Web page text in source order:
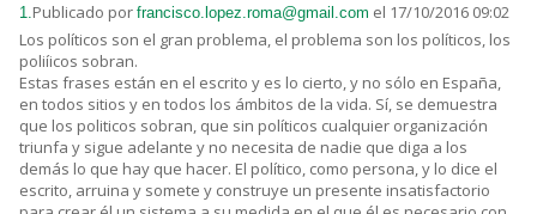
1.Publicado por francisco.lopez.roma@gmail.com el 17/10/2016 09:02
Los políticos son el gran problema, el problema son los políticos, los
poliíicos sobran.
Estas frases están en el escrito y es lo cierto, y no sólo en España,
en todos sitios y en todos los ámbitos de la vida. Sí, se demuestra
que los politicos sobran, que sin políticos cualquier organización
triunfa y sigue adelante y no necesita de nadie que diga a los
demás lo que hay que hacer. El político, como persona, y lo dice el
escrito, arruina y somete y construye un presente insatisfactorio